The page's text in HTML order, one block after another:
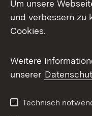
Facebook
X / Twitter
Youtube
Um unsere
und verbessern zu
Cookies.
Weitere
unserer
Technisch